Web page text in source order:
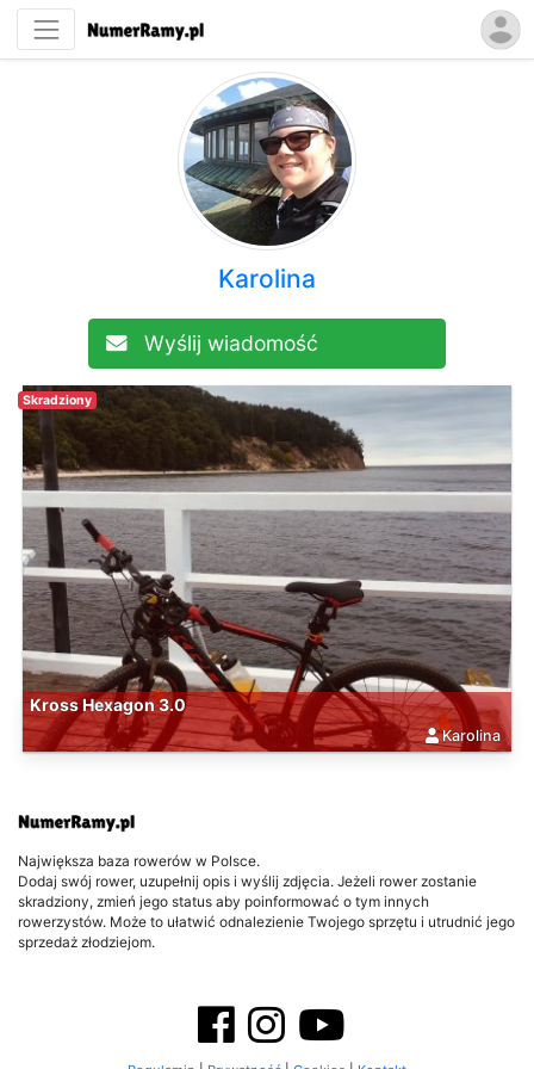
Karolina
Wyślij wiadomość
Skradziony
Kross Hexagon 3.0
Karolina
Największa baza rowerów w Polsce.
Dodaj swój rower, uzupełnij opis i wyślij zdjęcia. Jeżeli rower zostanie
skradziony, zmień jego status aby poinformować o tym innych
rowerzystów. Może to ułatwić odnalezienie Twojego sprzętu i utrudnić jego
sprzedaż złodziejom.